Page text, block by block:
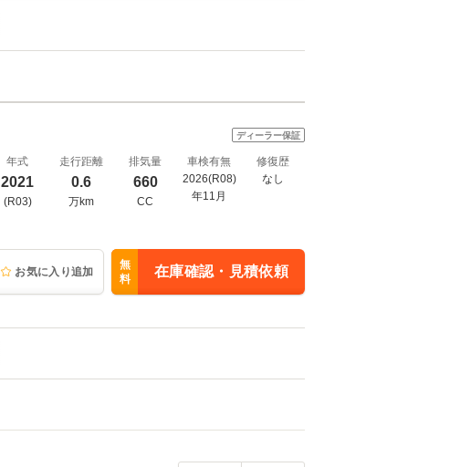
ディーラー保証
年式
2021
(R03)
走行距離
0.6
万km
排気量
660
CC
車検有無
2026(R08)
年11月
修復歴
なし
お気に入り追加
無
料
在庫確認・見積依頼